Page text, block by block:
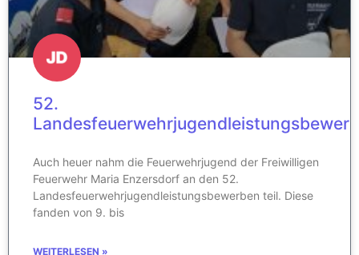
52.
Auch heuer nahm die Feuerwehrjugend der Freiwilligen
Feuerwehr Maria Enzersdorf an den 52.
Landesfeuerwehrjugendleistungsbewerben teil. Diese
fanden von 9. bis
WEITERLESEN »